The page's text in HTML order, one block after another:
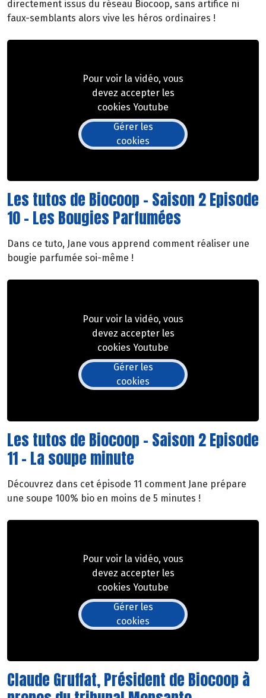
directement issus du réseau Biocoop, sans artifice ni
faux-semblants alors vive les héros ordinaires !
Pour voir la vidéo, vous
devez accepter les
cookies Youtube
Gérer les
cookies
Les tutos de Biocoop - Saison 2 Episode
10 - Les Bougies Parfumées
Dans ce tuto, Jane vous apprend comment réaliser une
bougie parfumée soi-même !
Pour voir la vidéo, vous
devez accepter les
cookies Youtube
Gérer les
cookies
Les tutos de Biocoop - Saison 2 Episode
11 - La soupe minute
Découvrez dans cet épisode 11 comment Jane prépare
une soupe 100% bio en moins de 5 minutes !
Pour voir la vidéo, vous
devez accepter les
cookies Youtube
Gérer les
cookies
Claude Gruffat, Président de Biocoop à